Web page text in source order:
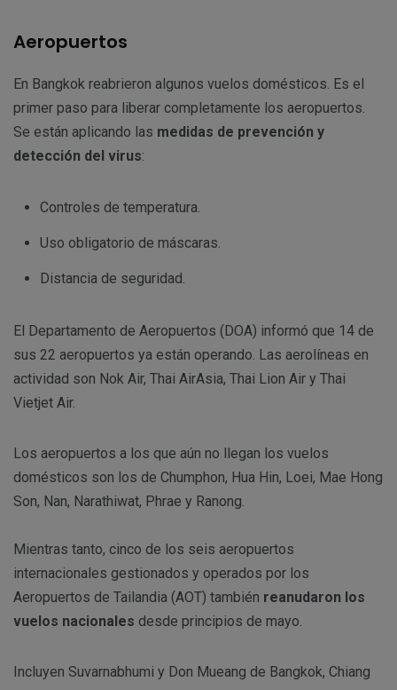
Aeropuertos
En Bangkok reabrieron algunos vuelos domésticos. Es el
primer paso para liberar completamente los aeropuertos.
Se están aplicando las medidas de prevención y
detección del virus:
Controles de temperatura.
Uso obligatorio de máscaras.
Distancia de seguridad.
El Departamento de Aeropuertos (DOA) informó que 14 de
sus 22 aeropuertos ya están operando. Las aerolíneas en
actividad son Nok Air, Thai AirAsia, Thai Lion Air y Thai
Vietjet Air.
Los aeropuertos a los que aún no llegan los vuelos
domésticos son los de Chumphon, Hua Hin, Loei, Mae Hong
Son, Nan, Narathiwat, Phrae y Ranong.
Mientras tanto, cinco de los seis aeropuertos
internacionales gestionados y operados por los
Aeropuertos de Tailandia (AOT) también reanudaron los
vuelos nacionales desde principios de mayo.
Incluyen Suvarnabhumi y Don Mueang de Bangkok, Chiang